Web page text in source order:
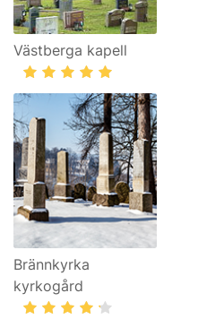
Västberga kapell
Brännkyrka
kyrkogård